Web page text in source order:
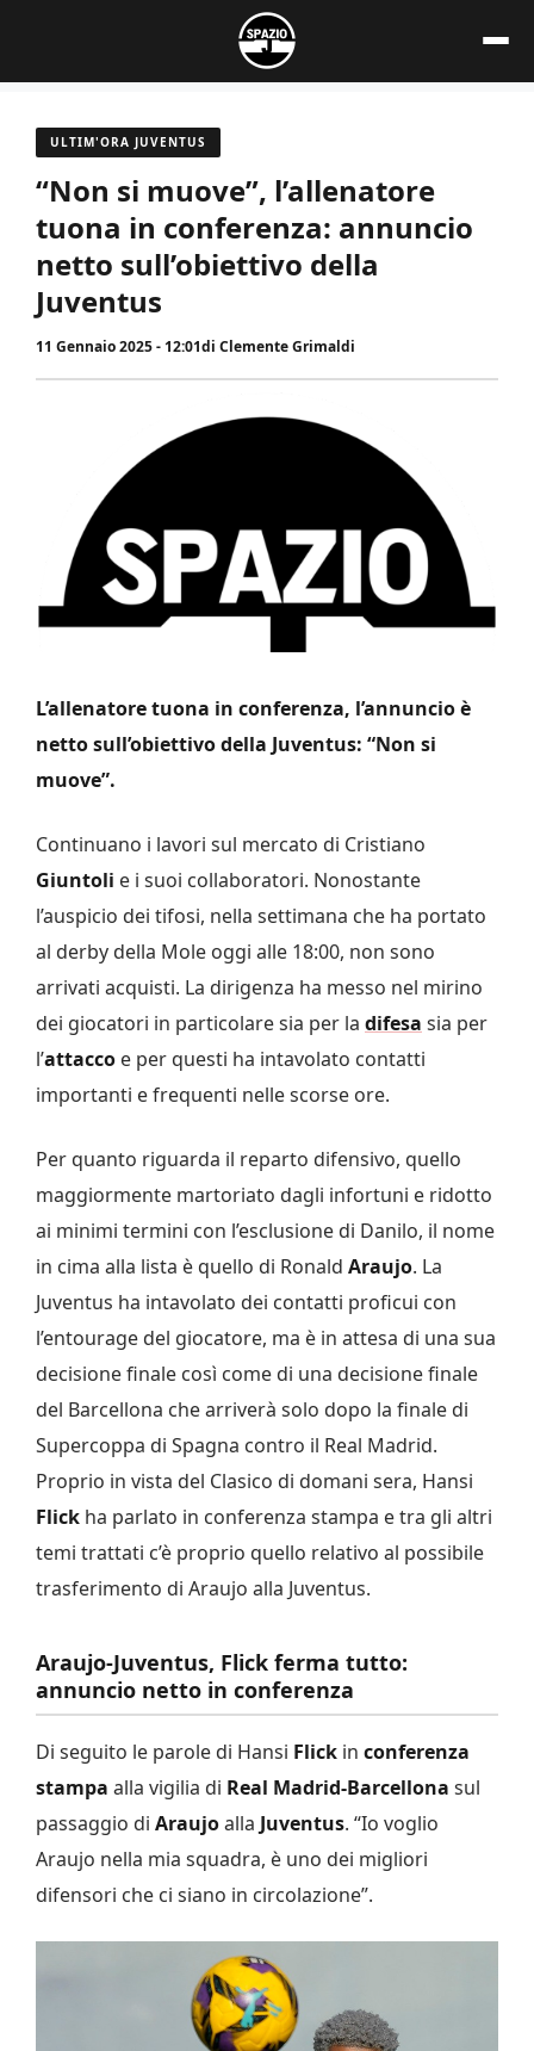
contenuto
ULTIM'ORA JUVENTUS
“Non si muove”, l’allenatore
tuona in conferenza: annuncio
netto sull’obiettivo della
Juventus
11 Gennaio 2025 - 12:01di Clemente Grimaldi
L’allenatore tuona in conferenza, l’annuncio è
netto sull’obiettivo della Juventus: “Non si
muove”.
Continuano i lavori sul mercato di Cristiano
Giuntoli e i suoi collaboratori. Nonostante
l’auspicio dei tifosi, nella settimana che ha portato
al derby della Mole oggi alle 18:00, non sono
arrivati acquisti. La dirigenza ha messo nel mirino
dei giocatori in particolare sia per la difesa sia per
l’attacco e per questi ha intavolato contatti
importanti e frequenti nelle scorse ore.
Per quanto riguarda il reparto difensivo, quello
maggiormente martoriato dagli infortuni e ridotto
ai minimi termini con l’esclusione di Danilo, il nome
in cima alla lista è quello di Ronald Araujo. La
Juventus ha intavolato dei contatti proficui con
l’entourage del giocatore, ma è in attesa di una sua
decisione finale così come di una decisione finale
del Barcellona che arriverà solo dopo la finale di
Supercoppa di Spagna contro il Real Madrid.
Proprio in vista del Clasico di domani sera, Hansi
Flick ha parlato in conferenza stampa e tra gli altri
temi trattati c’è proprio quello relativo al possibile
trasferimento di Araujo alla Juventus.
Araujo-Juventus, Flick ferma tutto:
annuncio netto in conferenza
Di seguito le parole di Hansi Flick in conferenza
stampa alla vigilia di Real Madrid-Barcellona sul
passaggio di Araujoalla Juventus. “Io voglio
Araujo nella mia squadra, è uno dei migliori
difensori che ci siano in circolazione”.